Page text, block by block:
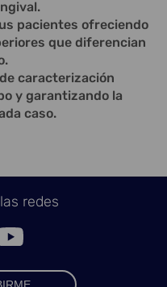
pacientes ofreciendo
que diferencian
caracterización
y garantizando la
caso.
redes